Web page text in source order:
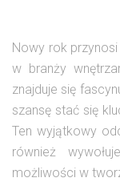
Nowy rok
w branży
znajduje się
szansę stać się
Ten wyjątkowy
również
możliwości w